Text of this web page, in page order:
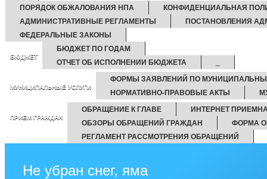
ПОРЯДОК ОБЖАЛОВАНИЯ НПА
КОНФИДЕНЦИАЛЬНАЯ
АДМИНИСТРАТИВНЫЕ РЕГЛАМЕНТЫ
ПОСТАНОВЛЕНИЯ
ФЕДЕРАЛЬНЫЕ ЗАКОНЫ
БЮДЖЕТ
БЮДЖЕТ ПО ГОДАМ
ОТЧЕТ ОБ ИСПОЛНЕНИИ БЮДЖЕТА
МУНИЦИПАЛЬНЫЕ УСЛУГИ
ФОРМЫ ЗАЯВЛЕНИЙ ПО
НОРМАТИВНО-ПРАВОВЫЕ АКТЫ
ПРИЕМ ГРАЖДАН
ОБРАЩЕНИЕ К ГЛАВЕ
ИНТЕРНЕТ
ОБЗОРЫ ОБРАЩЕНИЙ ГРАЖДАН
ФОРМА
РЕГЛАМЕНТ РАССМОТРЕНИЯ ОБРАЩЕНИЙ
Не убран снег, яма